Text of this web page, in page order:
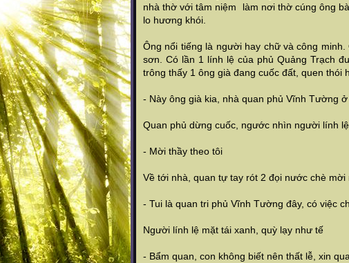
nhà thờ với tâm niệm làm nơi thờ cúng ông
lo hương khói.
Ông nổi tiếng là người hay chữ và công
sơn. Có lần 1 lính lệ của phủ Quảng Trạch
trông thấy 1 ông già đang cuốc đất, quen thói
- Này ông già kia, nhà quan phủ Vĩnh Tường
Quan phủ dừng cuốc, ngước nhìn người lính
- Mời thầy theo tôi
Về tới nhà, quan tự tay rót 2 đọi nước chè
- Tui là quan tri phủ Vĩnh Tường đây, có việc
Người lính lệ mặt tái xanh, quỳ lạy như tế
- Bẩm quan, con không biết nên thất lễ, xin